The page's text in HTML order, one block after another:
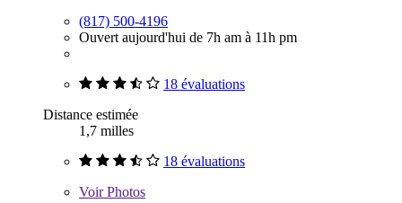
(817) 500-4196
Ouvert aujourd'hui de 7h am à 11h pm
18 évaluations
Distance estimée
1,7 milles
18 évaluations
VoirPhotos